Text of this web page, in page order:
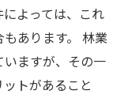
よっては、これ
あります。 林業
ますが、その一
トがあること